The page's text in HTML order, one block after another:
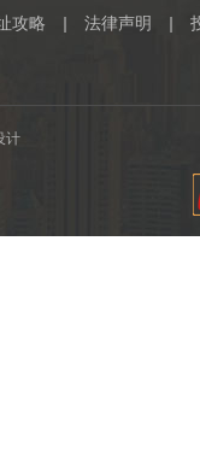
攻略 | 法律声明 |
计